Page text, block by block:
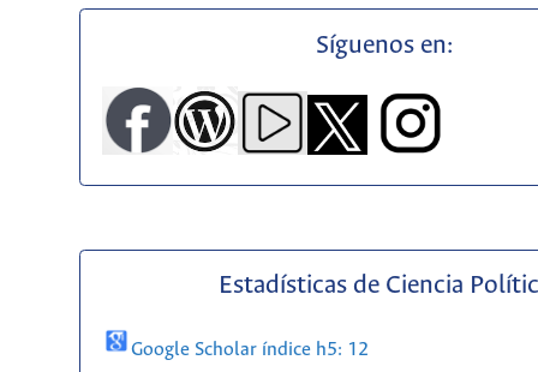
Síguenos en:
Estadísticas de Ciencia
Google Scholar índice h5: 12